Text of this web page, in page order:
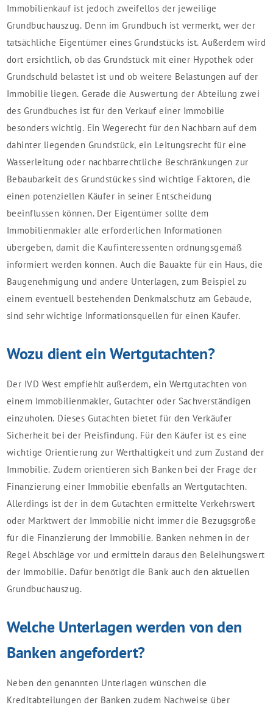
Immobilienkauf ist jedoch zweifellos der jeweilige
Grundbuchauszug. Denn im Grundbuch ist vermerkt, wer der
tatsächliche Eigentümer eines Grundstücks ist. Außerdem wird
dort ersichtlich, ob das Grundstück mit einer Hypothek oder
Grundschuld belastet ist und ob weitere Belastungen auf der
Immobilie liegen. Gerade die Auswertung der Abteilung zwei
des Grundbuches ist für den Verkauf einer Immobilie
besonders wichtig. Ein Wegerecht für den Nachbarn auf dem
dahinter liegenden Grundstück, ein Leitungsrecht für eine
Wasserleitung oder nachbarrechtliche Beschränkungen zur
Bebaubarkeit des Grundstückes sind wichtige Faktoren, die
einen potenziellen Käufer in seiner Entscheidung
beeinflussen können. Der Eigentümer sollte dem
Immobilienmakler alle erforderlichen Informationen
übergeben, damit die Kaufinteressenten ordnungsgemäß
informiert werden können. Auch die Bauakte für ein Haus, die
Baugenehmigung und andere Unterlagen, zum Beispiel zu
einem eventuell bestehenden Denkmalschutz am Gebäude,
sind sehr wichtige Informationsquellen für einen Käufer.
Wozu dient ein Wertgutachten?
Der IVD West empfiehlt außerdem, ein Wertgutachten von
einem Immobilienmakler, Gutachter oder Sachverständigen
einzuholen. Dieses Gutachten bietet für den Verkäufer
Sicherheit bei der Preisfindung. Für den Käufer ist es eine
wichtige Orientierung zur Werthaltigkeit und zum Zustand der
Immobilie. Zudem orientieren sich Banken bei der Frage der
Finanzierung einer Immobilie ebenfalls an Wertgutachten.
Allerdings ist der in dem Gutachten ermittelte Verkehrswert
oder Marktwert der Immobilie nicht immer die Bezugsgröße
für die Finanzierung der Immobilie. Banken nehmen in der
Regel Abschläge vor und ermitteln daraus den Beleihungswert
der Immobilie. Dafür benötigt die Bank auch den aktuellen
Grundbuchauszug.
Welche Unterlagen werden von den
Banken angefordert?
Neben den genannten Unterlagen wünschen die
Kreditabteilungen der Banken zudem Nachweise über